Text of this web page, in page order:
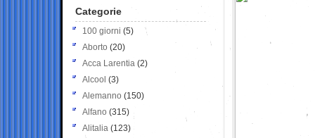
Categorie
100 giorni (5)
Aborto (20)
Acca Larentia (2)
Alcool (3)
Alemanno (150)
Alfano (315)
Alitalia (123)